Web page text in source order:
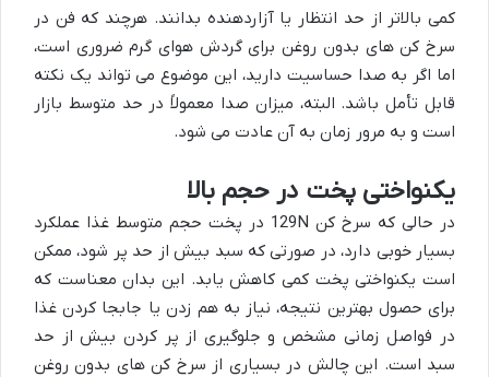
کمی بالاتر از حد انتظار یا آزاردهنده بدانند. هرچند که فن در
سرخ کن های بدون روغن برای گردش هوای گرم ضروری است،
اما اگر به صدا حساسیت دارید، این موضوع می تواند یک نکته
قابل تأمل باشد. البته، میزان صدا معمولاً در حد متوسط بازار
است و به مرور زمان به آن عادت می شود.
یکنواختی پخت در حجم بالا
در حالی که سرخ کن 129N در پخت حجم متوسط غذا عملکرد
بسیار خوبی دارد، در صورتی که سبد بیش از حد پر شود، ممکن
است یکنواختی پخت کمی کاهش یابد. این بدان معناست که
برای حصول بهترین نتیجه، نیاز به هم زدن یا جابجا کردن غذا
در فواصل زمانی مشخص و جلوگیری از پر کردن بیش از حد
سبد است. این چالش در بسیاری از سرخ کن های بدون روغن